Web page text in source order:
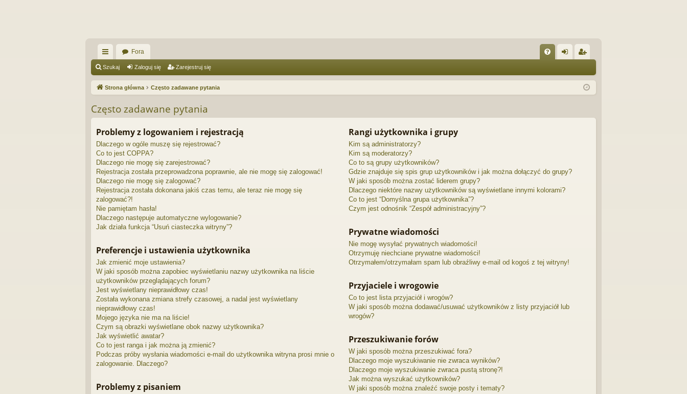
ię
ce
…
Fora
Q og ej
Szukaj Zaloguj się Zarejestruj się
Strona główna Często zadawane pytania
Często zadawane pytania
Problemy z logowaniem i rejestracją
Dlaczego w ogóle muszę się rejestrować?
Co to jest COPPA?
Dlaczego nie mogę się zarejestrować?
Rejestracja została przeprowadzona poprawnie, ale nie mogę się zalogować!
Dlaczego nie mogę się zalogować?
Rejestracja została dokonana jakiś czas temu, ale teraz nie mogę się
zalogować?!
Nie pamiętam hasła!
Dlaczego następuje automatyczne wylogowanie?
Jak działa funkcja “Usuń ciasteczka witryny”?
Preferencje i ustawienia użytkownika
Jak zmienić moje ustawienia?
W jaki sposób można zapobiec wyświetlaniu nazwy użytkownika na liście
użytkowników przeglądających forum?
Jest wyświetlany nieprawidłowy czas!
Została wykonana zmiana strefy czasowej, a nadal jest wyświetlany
nieprawidłowy czas!
Mojego języka nie ma na liście!
Czym są obrazki wyświetlane obok nazwy użytkownika?
Jak wyświetlić awatar?
Co to jest ranga i jak można ją zmienić?
Podczas próby wysłania wiadomości e-mail do użytkownika witryna prosi mnie o
zalogowanie. Dlaczego?
Problemy z pisaniem
Rangi użytkownika i grupy
Kim są administratorzy?
Kim są moderatorzy?
Co to są grupy użytkowników?
Gdzie znajduje się spis grup użytkowników i jak można dołączyć do grupy?
W jaki sposób można zostać liderem grupy?
Dlaczego niektóre nazwy użytkowników są wyświetlane innymi kolorami?
Co to jest “Domyślna grupa użytkownika”?
Czym jest odnośnik “Zespół administracyjny”?
Prywatne wiadomości
Nie mogę wysyłać prywatnych wiadomości!
Otrzymuję niechciane prywatne wiadomości!
Otrzymałem/otrzymałam spam lub obraźliwy e-mail od kogoś z tej witryny!
Przyjaciele i wrogowie
Co to jest lista przyjaciół i wrogów?
W jaki sposób można dodawać/usuwać użytkowników z listy przyjaciół lub
wrogów?
Przeszukiwanie forów
W jaki sposób można przeszukiwać fora?
Dlaczego moje wyszukiwanie nie zwraca wyników?
Dlaczego moje wyszukiwanie zwraca pustą stronę?!
Jak można wyszukać użytkowników?
W jaki sposób można znaleźć swoje posty i tematy?